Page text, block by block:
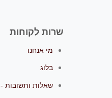
שרות לקוחות
מי אנחנו
בלוג
שאלות ותשובות - FAQ